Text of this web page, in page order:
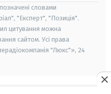
словами
"Експерт", "Позиція".
цитування можна
сайтом. Усі права
"Люкс"», 24